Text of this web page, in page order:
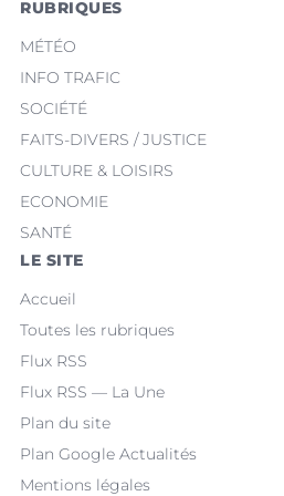
RUBRIQUES
MÉTÉO
INFO TRAFIC
SOCIÉTÉ
FAITS-DIVERS / JUSTICE
CULTURE & LOISIRS
ECONOMIE
SANTÉ
LE SITE
Accueil
Toutes les rubriques
Flux RSS
Flux RSS — La Une
Plan du site
Plan Google Actualités
Mentions légales